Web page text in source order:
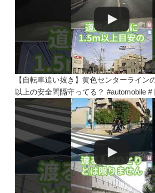
【自転車追い抜き】黄色センターライン
以上の安全間隔守ってる？ #automobile #